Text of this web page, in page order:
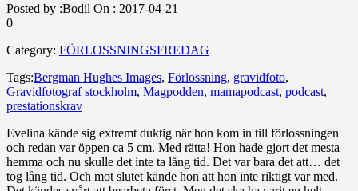
Posted by :Bodil On : 2017-04-21
0
Category: FÖRLOSSNINGSFREDAG
Tags:Bergman Hughes Images, Förlossning, gravidfoto,
Gravidfotograf stockholm, Magpodden, mamapodcast, podcast,
prestationskrav
Evelina kände sig extremt duktig när hon kom in till förlossningen
och redan var öppen ca 5 cm. Med rätta! Hon hade gjort det mesta
hemma och nu skulle det inte ta lång tid. Det var bara det att… det
tog lång tid. Och mot slutet kände hon att hon inte riktigt var med.